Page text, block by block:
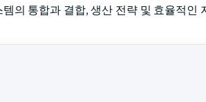
의 통합과 결합, 생산 전략 및 효율적인